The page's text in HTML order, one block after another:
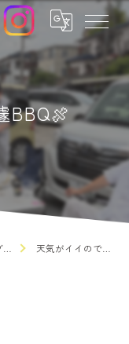
BBQ🍖
天気がイイので急遽BBQ🍖